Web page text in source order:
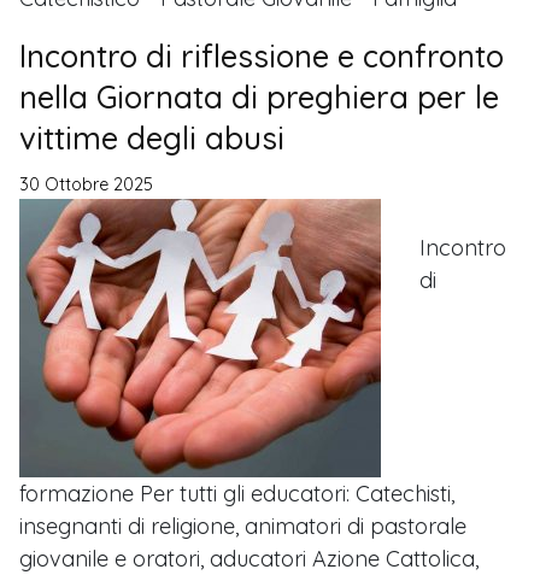
Incontro di riflessione e confronto
nella Giornata di preghiera per le
vittime degli abusi
30 Ottobre 2025
Incontro
di
formazione Per tutti gli educatori: Catechisti,
insegnanti di religione, animatori di pastorale
giovanile e oratori, aducatori Azione Cattolica,